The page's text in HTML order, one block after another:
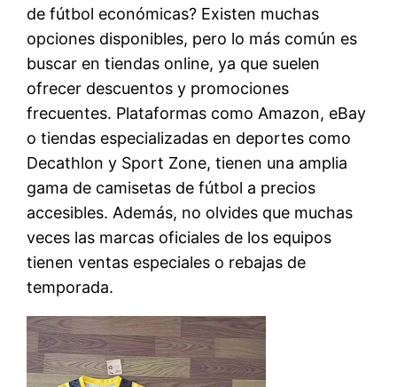
de fútbol económicas? Existen muchas
opciones disponibles, pero lo más común es
buscar en tiendas online, ya que suelen
ofrecer descuentos y promociones
frecuentes. Plataformas como Amazon, eBay
o tiendas especializadas en deportes como
Decathlon y Sport Zone, tienen una amplia
gama de camisetas de fútbol a precios
accesibles. Además, no olvides que muchas
veces las marcas oficiales de los equipos
tienen ventas especiales o rebajas de
temporada.